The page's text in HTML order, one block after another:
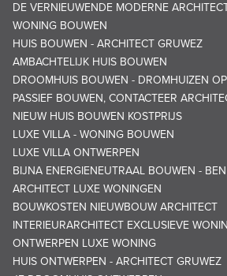
DE VERNIEUWENDE MODERNE
WONING BOUWEN
HUIS BOUWEN - ARCHITECT GRUWEZ
AMBACHTELIJK HUIS BOUWEN
DROOMHUIS BOUWEN - DROMHUIZEN
PASSIEF BOUWEN, CONTACTEER
NIEUW HUIS BOUWEN KOSTPRIJS
LUXE VILLA - WONING BOUWEN
LUXE VILLA ONTWERPEN
BIJNA ENERGIENEUTRAAL BOUWEN -
ARCHITECT LUXE WONINGEN
BOUWKOSTEN NIEUWBOUW ARCHITECT
INTERIEURARCHITECT EXCLUSIEVE
ONTWERPEN LUXE WONING
HUIS ONTWERPEN - ARCHITECT GRUWEZ